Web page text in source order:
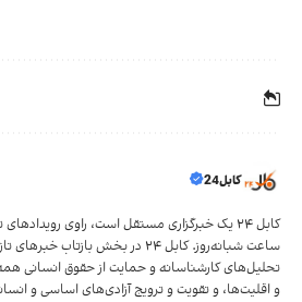
کابل24
ساعت شبانه‌روز. کابل ۲۴ در بخش‌ بازتاب‌
تحلیل‌های کارشناسانه و حمایت از حقوق انسانی
و اقلیت‌ها، و تقویت‌ و ترویج آزادی‌های اساسی و